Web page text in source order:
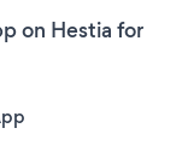
on Hestia for